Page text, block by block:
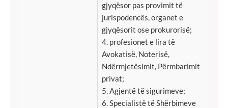
gjyqësor pas provimit të
jurispodencës, organet e
gjyqêsorit ose prokurorisë;
4. profesionet e lira të
Avokatisë, Noterisë,
Ndërmjetësimit, Përmbarimit
privat;
5. Agjentë të sigurimeve;
6. Specialistë të Shërbimeve